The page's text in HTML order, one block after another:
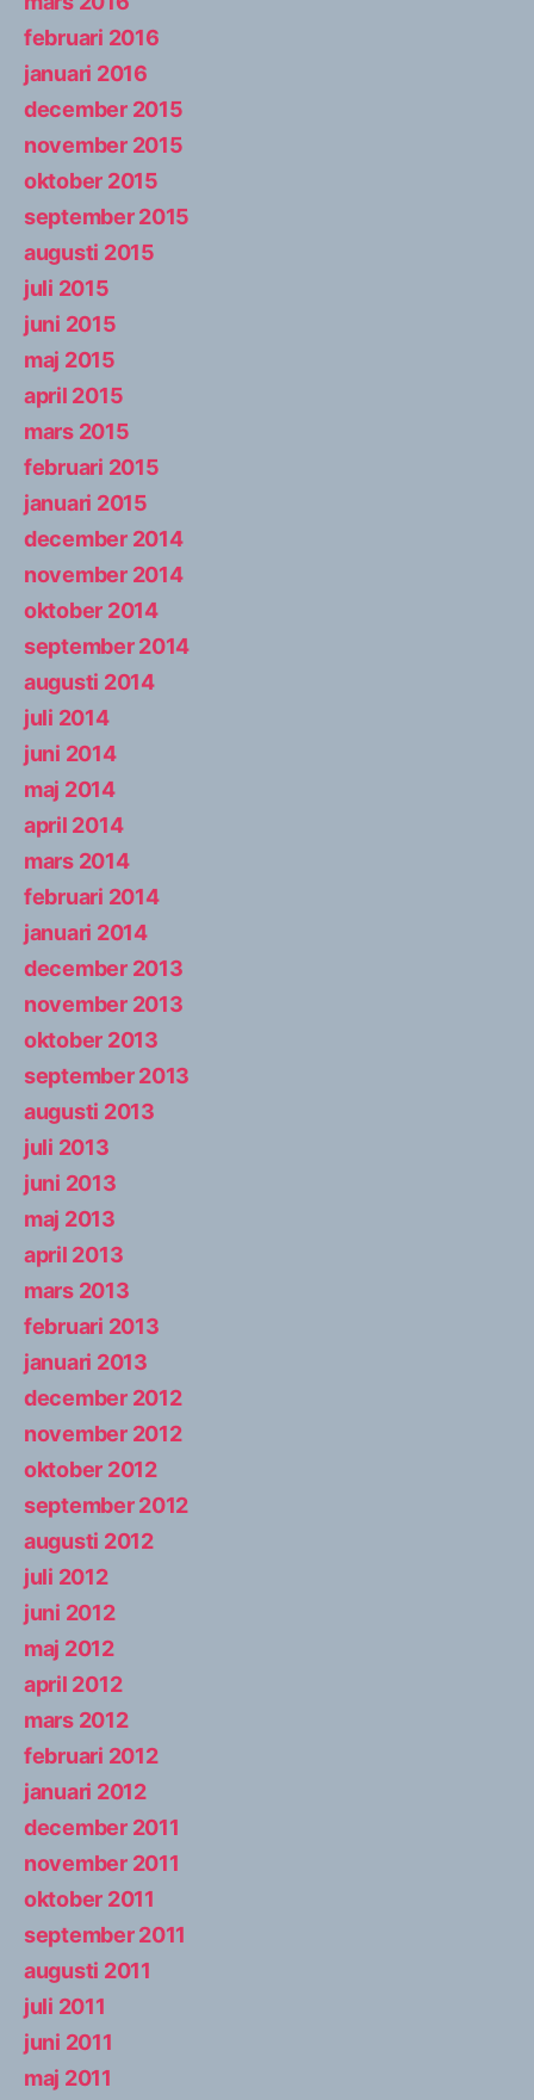
februari 2016
januari 2016
december 2015
november 2015
oktober 2015
september 2015
augusti 2015
juli 2015
juni 2015
maj 2015
april 2015
mars 2015
februari 2015
januari 2015
december 2014
november 2014
oktober 2014
september 2014
augusti 2014
juli 2014
juni 2014
maj 2014
april 2014
mars 2014
februari 2014
januari 2014
december 2013
november 2013
oktober 2013
september 2013
augusti 2013
juli 2013
juni 2013
maj 2013
april 2013
mars 2013
februari 2013
januari 2013
december 2012
november 2012
oktober 2012
september 2012
augusti 2012
juli 2012
juni 2012
maj 2012
april 2012
mars 2012
februari 2012
januari 2012
december 2011
november 2011
oktober 2011
september 2011
augusti 2011
juli 2011
juni 2011
maj 2011